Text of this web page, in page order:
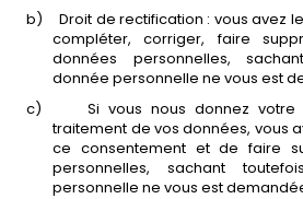
b)
Droit de rectification : vous avez
compléter, corriger, faire
données personnelles,
donnée personnelle ne vous est
c)
Si vous nous donnez
traitement de vos données, vous
ce consentement et de faire
personnelles, sachant
personnelle ne vous est